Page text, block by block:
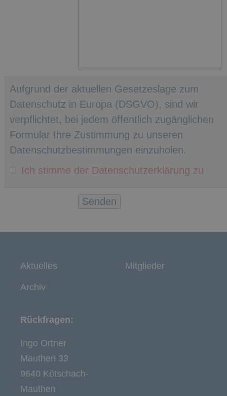
Aufgrund der aktuellen Gesetzeslage zum
Datenschutz in Europa (DSGVO), sind wir
verpflichtet, bei jedem öffentlich zugänglichen
Formular Ihre Zustimmung zu unseren
Datenschutzbestimmungen einzuholen.
Ich stimme der Datenschutzerklärung zu
Aktuelles
Archiv
Mitglieder
Rückfragen:
Ingo Ortner
Mauthen 33
9640 Kötschach-
Mauthen